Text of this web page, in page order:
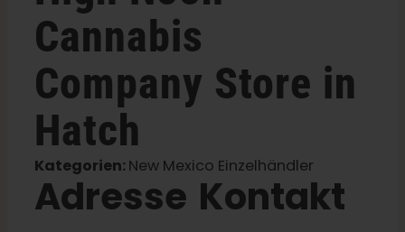
Shop
Deutsch
Suche
nach:
Cannabis
Company Store in
Hatch
Kategorien:New Mexico Einzelhändler
Adresse Kontakt